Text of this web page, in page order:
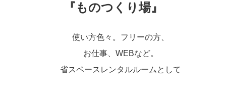
『ものつくり場』
使い方色々。フリーの方、
お仕事、WEBなど。
省スペースレンタルルームとして